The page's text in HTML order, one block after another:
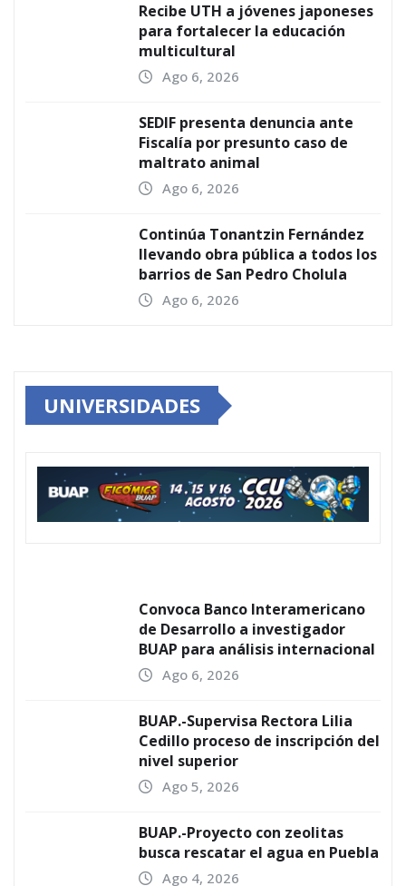
Recibe UTH a jóvenes japoneses
para fortalecer la educación
multicultural
Ago 6, 2026
SEDIF presenta denuncia ante
Fiscalía por presunto caso de
maltrato animal
Ago 6, 2026
Continúa Tonantzin Fernández
llevando obra pública a todos los
barrios de San Pedro Cholula
Ago 6, 2026
UNIVERSIDADES
Convoca Banco Interamericano
de Desarrollo a investigador
BUAP para análisis internacional
Ago 6, 2026
BUAP.-Supervisa Rectora Lilia
Cedillo proceso de inscripción del
nivel superior
Ago 5, 2026
BUAP.-Proyecto con zeolitas
busca rescatar el agua en Puebla
Ago 4, 2026